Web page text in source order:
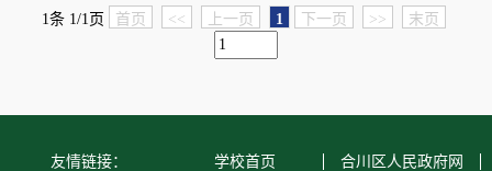
1条 1/1页 首页 << 上一页 1 下一页 >> 末页
友情链接： 学校首页 合川区人民政府网